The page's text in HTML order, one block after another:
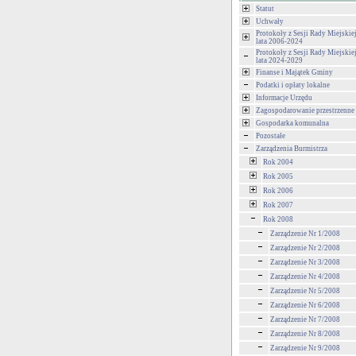
Statut
Uchwały
Protokoły z Sesji Rady
lata 2006-2024
Protokoły z Sesji Rady
lata 2024-2029
Finanse i Majątek Gminy
Podatki i opłaty lokalne
Informacje Urzędu
Zagospodarowanie przestrzenne
Gospodarka komunalna
Pozostałe
Zarządzenia Burmistrza
Rok 2004
Rok 2005
Rok 2006
Rok 2007
Rok 2008
Zarządzenie Nr 1/2008
Zarządzenie Nr 2/2008
Zarządzenie Nr 3/2008
Zarządzenie Nr 4/2008
Zarządzenie Nr 5/2008
Zarządzenie Nr 6/2008
Zarządzenie Nr 7/2008
Zarządzenie Nr 8/2008
Zarządzenie Nr 9/2008